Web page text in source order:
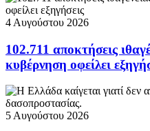
4 Αυγούστου 2026
102.711 αποκτήσεις
κυβέρνηση οφείλει
5 Αυγούστου 2026